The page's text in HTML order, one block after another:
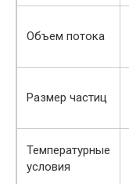
Объем потока
Размер частиц
Температурные
условия